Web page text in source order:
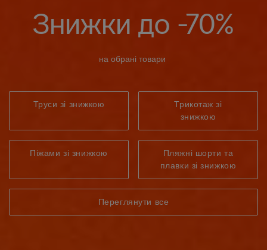
Знижки до -70%
на обрані товари
Труси зі знижкою
Трикотаж зі
знижкою
Піжами зі знижкою
Пляжні шорти та
плавки зі знижкою
Переглянути все